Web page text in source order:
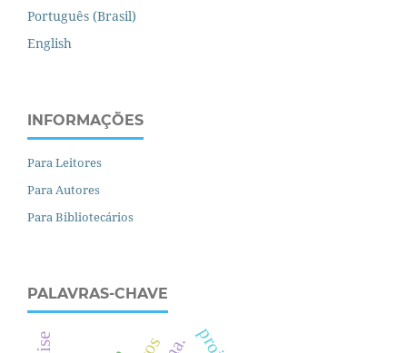
Português (Brasil)
English
INFORMAÇÕES
Para Leitores
Para Autores
Para Bibliotecários
PALAVRAS-CHAVE